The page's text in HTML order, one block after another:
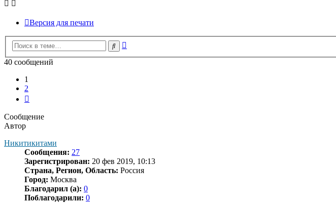
Версия для печати
Поиск
40 сообщений
1
2
Сообщение
Автор
Никитикитами
Сообщения: 27
Зарегистрирован: 20 фев 2019, 10:13
Страна, Регион, Область: Россия
Город: Москва
Благодарил (а): 0
Поблагодарили: 0